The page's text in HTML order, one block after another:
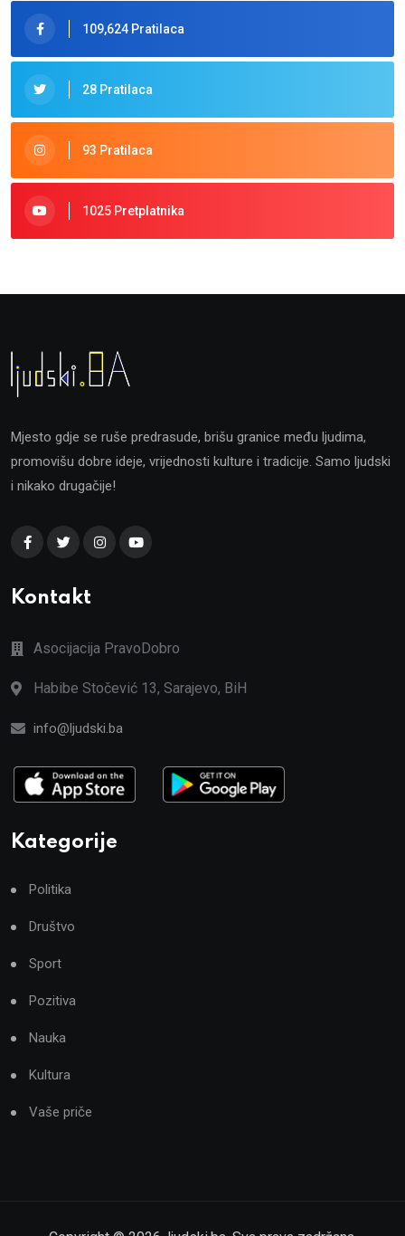
109,624 Pratilaca
28 Pratilaca
93 Pratilaca
1025 Pretplatnika
Mjesto gdje se ruše predrasude, brišu granice među ljudima,
promovišu dobre ideje, vrijednosti kulture i tradicije. Samo ljudski
i nikako drugačije!
Kontakt
Asocijacija PravoDobro
Habibe Stočević 13, Sarajevo, BiH
info@ljudski.ba
Kategorije
Politika
Društvo
Sport
Pozitiva
Nauka
Kultura
Vaše priče